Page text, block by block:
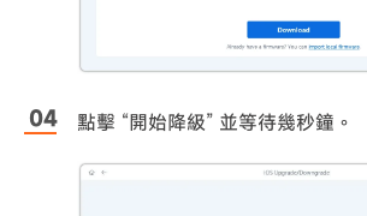
點擊 “開始降級” 並等待幾秒鐘。